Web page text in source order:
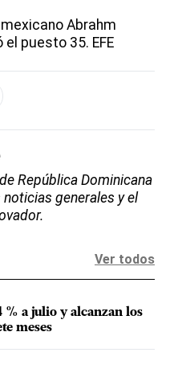
Abrahm
puesto 35. EFE
República Dominicana
generales y el
Ver todos
% a julio y alcanzan los
meses